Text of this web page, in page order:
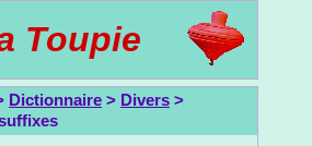
Toupie
Dictionnaire > Divers >